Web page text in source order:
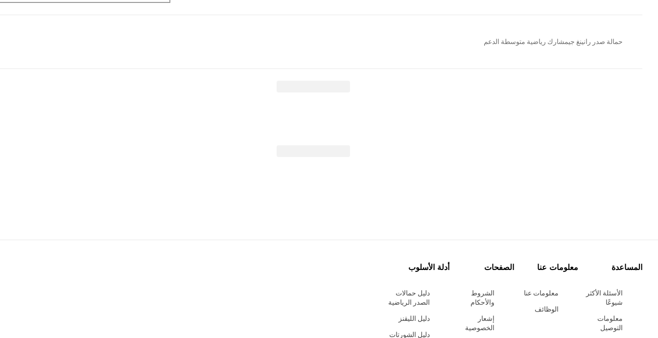
حمالة صدر رانينغ جيمشارك رياضية متوسطة الدعم
المساعدة
الأسئلة الأكثر
شيوعًا
معلومات
التوصيل
معلومات عنا
معلومات عنا
الوظائف
الصفحات
الشروط
والأحكام
إشعار
الخصوصية
أدلة الأسلوب
دليل حمالات
الصدر الرياضية
دليل الليقنز
دليل الشورتات